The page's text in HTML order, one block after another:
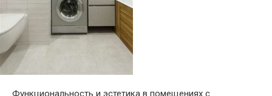
Функциональность и эстетика в помещениях с